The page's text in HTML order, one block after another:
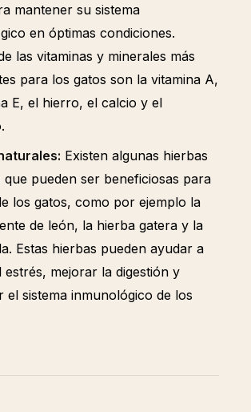
mantener su sistema
en óptimas condiciones.
las vitaminas y minerales más
para los gatos son la vitamina A,
E, el hierro, el calcio y el
Existen algunas hierbas
que pueden ser beneficiosas para
los gatos, como por ejemplo la
de león, la hierba gatera y la
Estas hierbas pueden ayudar a
estrés, mejorar la digestión y
el sistema inmunológico de los